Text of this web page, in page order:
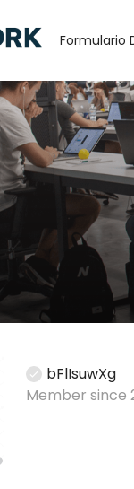
Formulario
bFlIsuwXg
Member since